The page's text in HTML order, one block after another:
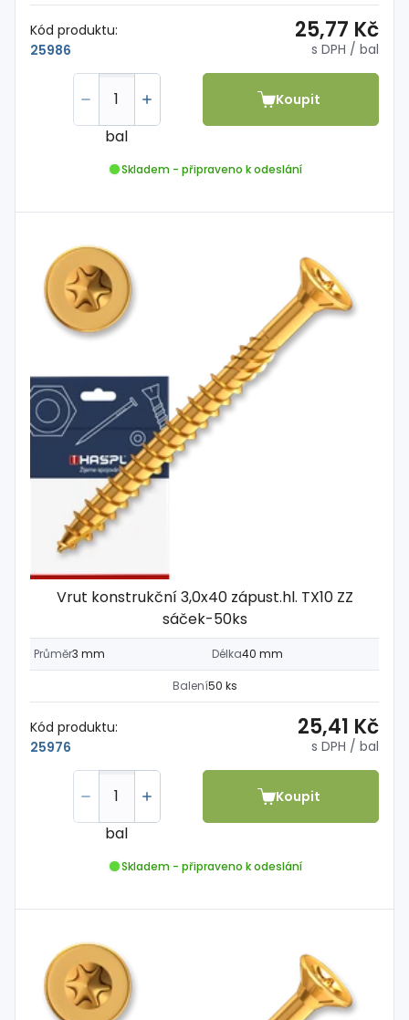
Kód produktu:
25986
25,77 Kč
s DPH / bal
bal
Koupit
Skladem - připraveno k odeslání
Vrut konstrukční 3,0x40 zápust.hl. TX10 ZZ
sáček-50ks
Průměr3 mm Délka40 mm
Balení50 ks
Kód produktu:
25976
25,41 Kč
s DPH / bal
bal
Koupit
Skladem - připraveno k odeslání